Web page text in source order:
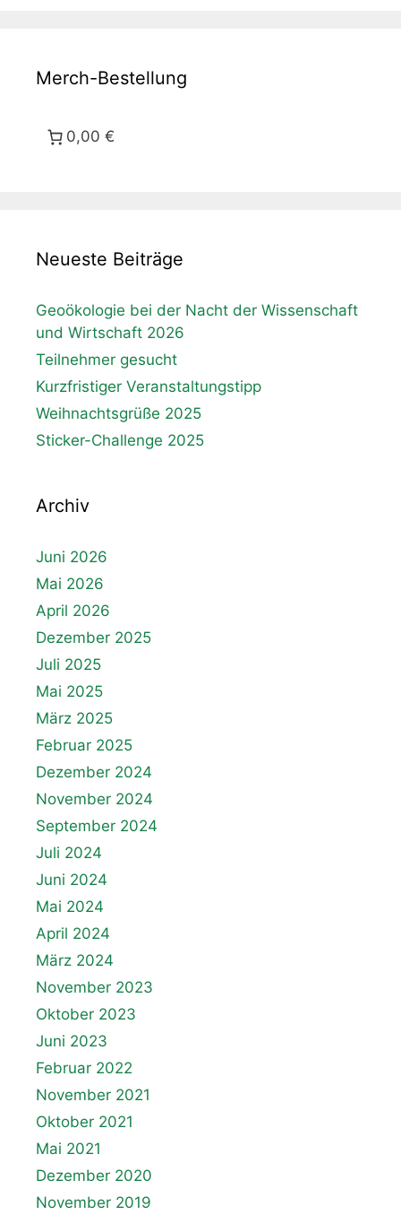
Merch-Bestellung
0,00 €
Neueste Beiträge
Geoökologie bei der Nacht der Wissenschaft
und Wirtschaft 2026
Teilnehmer gesucht
Kurzfristiger Veranstaltungstipp
Weihnachtsgrüße 2025
Sticker-Challenge 2025
Archiv
Juni 2026
Mai 2026
April 2026
Dezember 2025
Juli 2025
Mai 2025
März 2025
Februar 2025
Dezember 2024
November 2024
September 2024
Juli 2024
Juni 2024
Mai 2024
April 2024
März 2024
November 2023
Oktober 2023
Juni 2023
Februar 2022
November 2021
Oktober 2021
Mai 2021
Dezember 2020
November 2019